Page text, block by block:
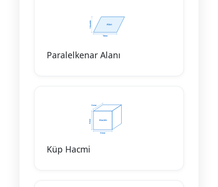
Paralelkenar Alanı
Küp Hacmi